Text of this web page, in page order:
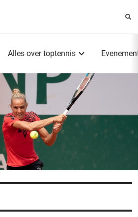
Alles over toptennis